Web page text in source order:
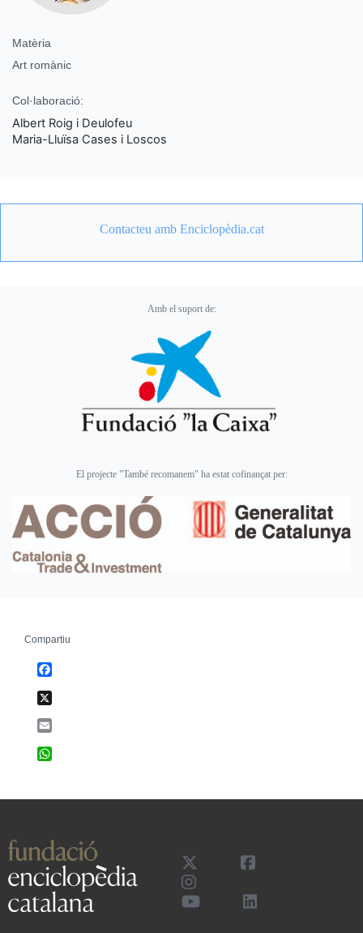
Matèria
Art romànic
Col·laboració:
Albert Roig i Deulofeu
Maria-Lluïsa Cases i Loscos
Contacteu amb Enciclopèdia.cat
Amb el suport de:
El projecte "També recomanem" ha estat cofinançat per:
Compartiu